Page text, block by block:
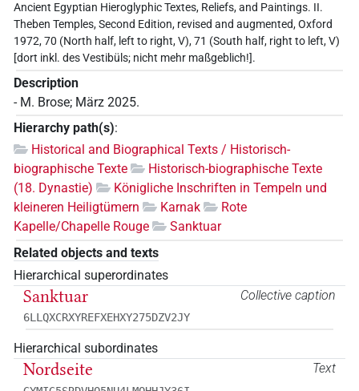
Ancient Egyptian Hieroglyphic Textes, Reliefs, and Paintings. II.
Theben Temples, Second Edition, revised and augmented, Oxford
1972, 70 (North half, left to right, V), 71 (South half, right to left, V)
[dort inkl. des Vestibüls; nicht mehr maßgeblich!].
Description
- M. Brose; März 2025.
Hierarchy path(s):
Historical and Biographical Texts / Historisch-
biographische Texte
Historisch-biographische Texte
(18. Dynastie)
Königliche Inschriften in Tempeln und
kleineren Heiligtümern
Karnak
Rote
Kapelle/Chapelle Rouge
Sanktuar
Related objects and texts
Hierarchical superordinates
Collective caption
Sanktuar
6LLQXCRXYREFXEHXY275DZV2JY
Hierarchical subordinates
Text
Nordseite